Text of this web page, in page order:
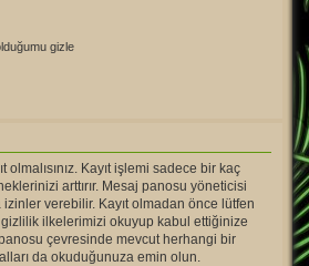
gizle
Kayıt işlemi sadece bir kaç
arttırır. Mesaj panosu yöneticisi
izinler verebilir. Kayıt olmadan önce lütfen
gizlilik ilkelerimizi okuyup kabul ettiğinize
çevresinde mevcut herhangi bir
da okuduğunuza emin olun.